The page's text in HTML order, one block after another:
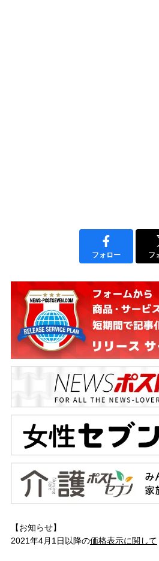
フォロー フ
【お知らせ】
2021年4月1日以降の価格表示に関して